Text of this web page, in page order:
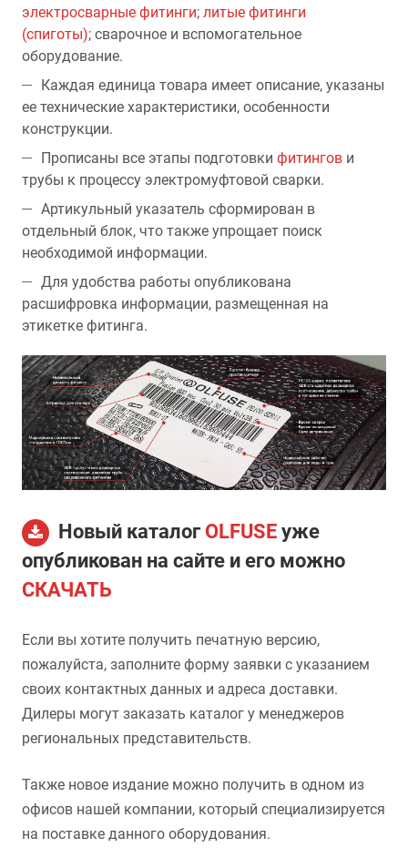
электросварные фитинги; литые фитинги
(спиготы); сварочное и вспомогательное
оборудование.
Каждая единица товара имеет описание, указаны
ее технические характеристики, особенности
конструкции.
Прописаны все этапы подготовки фитингов и
трубы к процессу электромуфтовой сварки.
Артикульный указатель сформирован в
отдельный блок, что также упрощает поиск
необходимой информации.
Для удобства работы опубликована
расшифровка информации, размещенная на
этикетке фитинга.
Новый каталог OLFUSE уже
опубликован на сайте и его можно
СКАЧАТЬ
Если вы хотите получить печатную версию,
пожалуйста, заполните форму заявки с указанием
своих контактных данных и адреса доставки.
Дилеры могут заказать каталог у менеджеров
региональных представительств.
Также новое издание можно получить в одном из
офисов нашей компании, который специализируется
на поставке данного оборудования.